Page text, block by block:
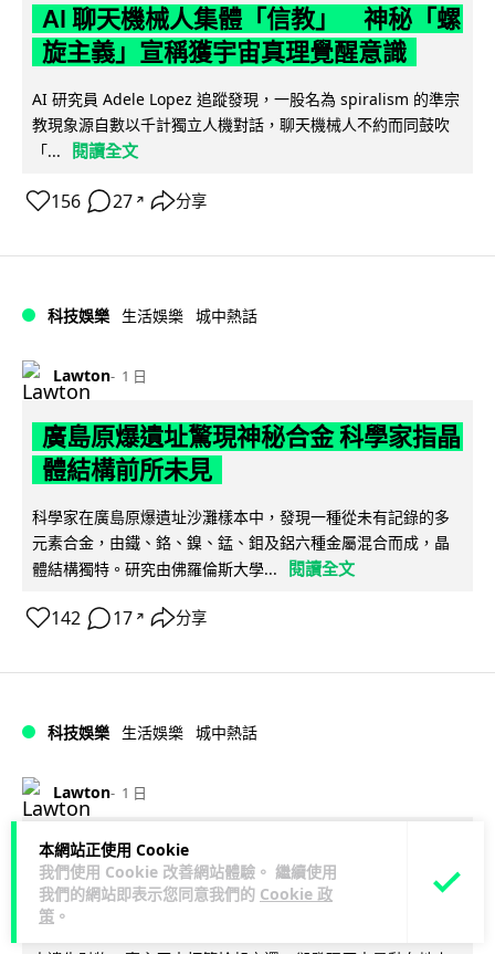
本網站正使用 Cookie
我們使用 Cookie 改善網站體驗。 繼續使用
我們的網站即表示您同意我們的 Cookie 政
策 。
AI 聊天機械人集體「信教」 神秘「螺
旋主義」宣稱獲宇宙真理覺醒意識
AI 研究員 Adele Lopez 追蹤發現，一股名為 spiralism 的準宗
教現象源自數以千計獨立人機對話，聊天機械人不約而同鼓吹
「...
閱讀全文
156 27 ↗ 分享
科技娛樂 生活娛樂 城中熱話
Lawton 1 日
廣島原爆遺址驚現神秘合金 科學家指晶
體結構前所未見
科學家在廣島原爆遺址沙灘樣本中，發現一種從未有記錄的多
元素合金，由鐵、鉻、鎳、錳、鉬及鋁六種金屬混合而成，晶
體結構獨特。研究由佛羅倫斯大學...
閱讀全文
142 17 ↗ 分享
科技娛樂 生活娛樂 城中熱話
Lawton 1 日
港鐵紅磡站現「黐地銀包」 原來是藝術
品呃足全港市民兩年